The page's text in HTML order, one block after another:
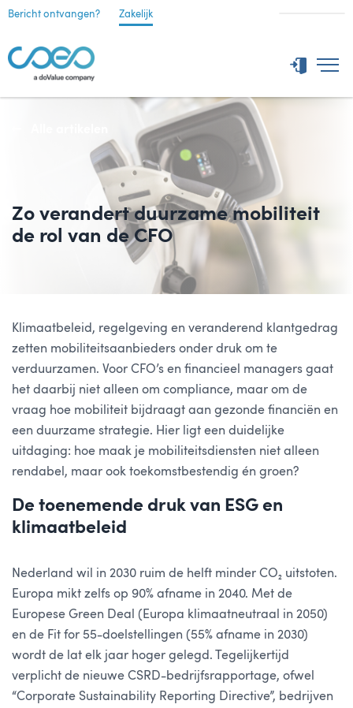
Bericht ontvangen? Zakelijk
Zo verandert duurzame mobiliteit
de rol van de CFO
Klimaatbeleid, regelgeving en veranderend klantgedrag
zetten mobiliteitsaanbieders onder druk om te
verduurzamen. Voor CFO’s en financieel managers gaat
het daarbij niet alleen om compliance, maar om de
vraag hoe mobiliteit bijdraagt aan gezonde financiën en
een duurzame strategie. Hier ligt een duidelijke
uitdaging: hoe maak je mobiliteitsdiensten niet alleen
rendabel, maar ook toekomstbestendig én groen?
De toenemende druk van ESG en
klimaatbeleid
Nederland wil in 2030 ruim de helft minder CO₂ uitstoten.
Europa mikt zelfs op 90% afname in 2040. Met de
Europese Green Deal (Europa klimaatneutraal in 2050)
en de Fit for 55-doelstellingen (55% afname in 2030)
wordt de lat elk jaar hoger gelegd. Tegelijkertijd
verplicht de nieuwe CSRD-bedrijfsrapportage, ofwel
“Corporate Sustainability Reporting Directive”, bedrijven